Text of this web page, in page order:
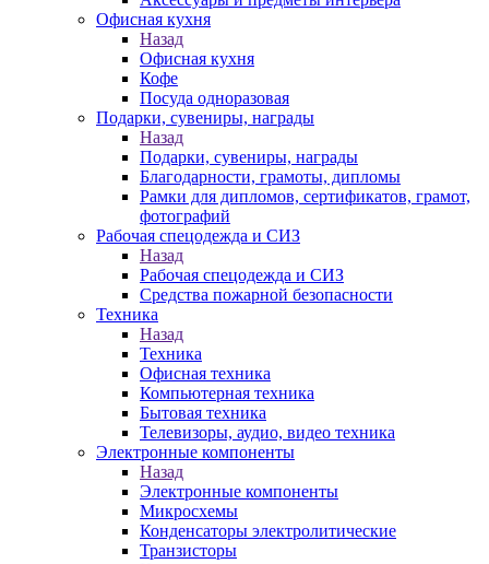
Офисная кухня
Назад
Офисная кухня
Кофе
Посуда одноразовая
Подарки, сувениры, награды
Назад
Подарки, сувениры, награды
Благодарности, грамоты, дипломы
Рамки для дипломов, сертификатов, грамот,
фотографий
Рабочая спецодежда и СИЗ
Назад
Рабочая спецодежда и СИЗ
Средства пожарной безопасности
Техника
Назад
Техника
Офисная техника
Компьютерная техника
Бытовая техника
Телевизоры, аудио, видео техника
Электронные компоненты
Назад
Электронные компоненты
Микросхемы
Конденсаторы электролитические
Транзисторы